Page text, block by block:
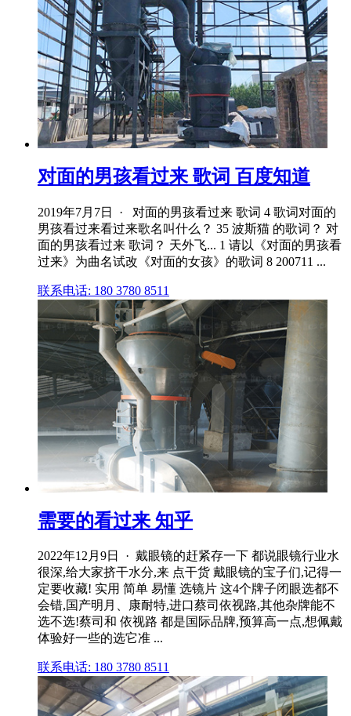
对面的男孩看过来 歌词 百度知道
2019年7月7日 · 对面的男孩看过来 歌词 4 歌词对面的
男孩看过来看过来歌名叫什么？ 35 波斯猫 的歌词？ 对
面的男孩看过来 歌词？ 天外飞... 1 请以《对面的男孩看
过来》为曲名试改《对面的女孩》的歌词 8 200711 ...
联系电话: 180 3780 8511
需要的看过来 知乎
2022年12月9日 · 戴眼镜的赶紧存一下 都说眼镜行业水
很深,给大家挤干水分,来 点干货 戴眼镜的宝子们,记得一
定要收藏! 实用 简单 易懂 选镜片 这4个牌子闭眼选都不
会错,国产明月、康耐特,进口蔡司依视路,其他杂牌能不
选不选!蔡司和 依视路 都是国际品牌,预算高一点,想佩戴
体验好一些的选它准 ...
联系电话: 180 3780 8511